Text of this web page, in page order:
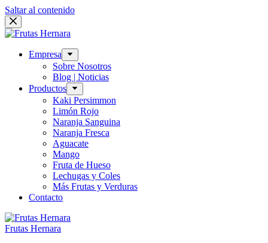
Saltar al contenido
Empresa
Sobre Nosotros
Blog | Noticias
Productos
Kaki Persimmon
Limón Rojo
Naranja Sanguina
Naranja Fresca
Aguacate
Mango
Fruta de Hueso
Lechugas y Coles
Más Frutas y Verduras
Contacto
Frutas Hernara